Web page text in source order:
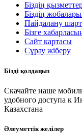
Біздің
Біздің
Пайдалану
Бізге
Сайт картасы
Сұрау жіберу
Бізді қолдаңыз
Скачайте наше
удобного доступа к
Казахстана
Әлеуметтік желілер